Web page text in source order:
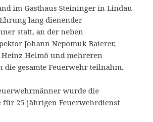
im Gasthaus Steininger in Lindau
lang dienender
statt, an der neben
Johann Nepomuk Baierer,
Helmö und mehreren
die gesamte Feuerwehr teilnahm.
wurde die
25-jährigen Feuerwehrdienst